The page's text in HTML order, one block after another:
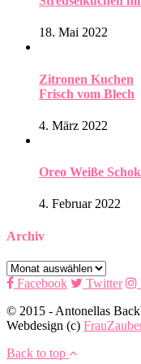
18. Mai 2022
Zitronen Kuchen
Frisch vom Blech
4. März 2022
Oreo Weiße
4. Februar 2022
Archiv
Archiv
Facebook
Twitter
© 2015 - Antonellas
Webdesign (c)
Back to top